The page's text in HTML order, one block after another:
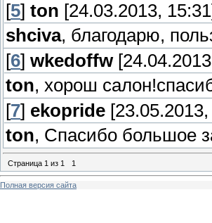
[5] ton [24.03.2013,
shciva, благодарю,
[6] wkedoffw
ton, хорош
[7] ekopride [23.05.2013,
ton, Спасибо большое
Страница 1 из 1 1
Полная версия сайта